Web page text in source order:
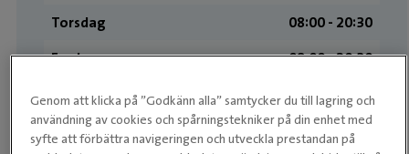
Torsdag
08:00 ­- 20:30
Fredag
08:00 ­- 20:30
Lördag
09:00 ­- 16:00
Söndag
09:00 ­- 16:00
Genom att klicka på ”Godkänn alla” samtycker du till lagring och
användning av cookies och spårningstekniker på din enhet med
syfte att förbättra navigeringen och utveckla prestandan på